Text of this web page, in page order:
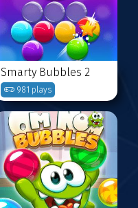
Smarty Bubbles 2
981 plays